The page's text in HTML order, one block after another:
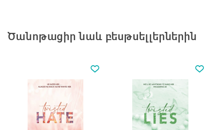
Ծանոթացիր նաև բեսթսելլերներին